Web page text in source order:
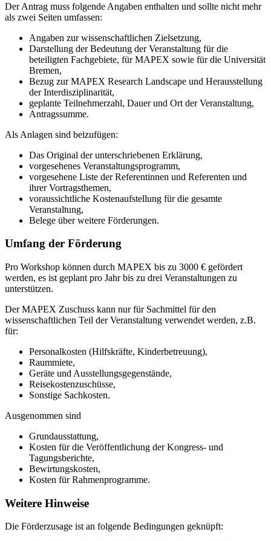
Der Antrag muss folgende Angaben enthalten und sollte nicht mehr
als zwei Seiten umfassen:
Angaben zur wissenschaftlichen Zielsetzung,
Darstellung der Bedeutung der Veranstaltung für die
beteiligten Fachgebiete, für MAPEX sowie für die Universität
Bremen,
Bezug zur MAPEX Research Landscape und Herausstellung
der Interdisziplinarität,
geplante Teilnehmerzahl, Dauer und Ort der Veranstaltung,
Antragssumme.
Als Anlagen sind beizufügen:
Das Original der unterschriebenen Erklärung,
vorgesehenes Veranstaltungsprogramm,
vorgesehene Liste der Referentinnen und Referenten und
ihrer Vortragsthemen,
voraussichtliche Kostenaufstellung für die gesamte
Veranstaltung,
Belege über weitere Förderungen.
Umfang der Förderung
Pro Workshop können durch MAPEX bis zu 3000 € gefördert
werden, es ist geplant pro Jahr bis zu drei Veranstaltungen zu
unterstützen.
Der MAPEX Zuschuss kann nur für Sachmittel für den
wissenschaftlichen Teil der Veranstaltung verwendet werden, z.B.
für:
Personalkosten (Hilfskräfte, Kinderbetreuung),
Raummiete,
Geräte und Ausstellungsgegenstände,
Reisekostenzuschüsse,
Sonstige Sachkosten.
Ausgenommen sind
Grundausstattung,
Kosten für die Veröffentlichung der Kongress- und
Tagungsberichte,
Bewirtungskosten,
Kosten für Rahmenprogramme.
Weitere Hinweise
Die Förderzusage ist an folgende Bedingungen geknüpft: